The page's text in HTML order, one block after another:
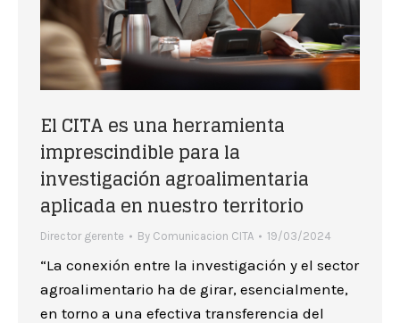
El CITA es una herramienta
imprescindible para la
investigación agroalimentaria
aplicada en nuestro territorio
Director gerente By Comunicacion CITA 19/03/2024
“La conexión entre la investigación y el sector
agroalimentario ha de girar, esencialmente,
en torno a una efectiva transferencia del